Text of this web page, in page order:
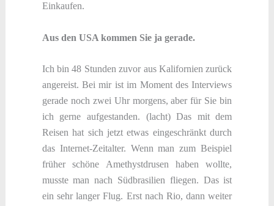
Einkaufen.
Aus den USA kommen Sie ja gerade.
Ich bin 48 Stunden zuvor aus Kalifornien zurück
angereist. Bei mir ist im Moment des Interviews
gerade noch zwei Uhr morgens, aber für Sie bin
ich gerne aufgestanden. (lacht) Das mit dem
Reisen hat sich jetzt etwas eingeschränkt durch
das Internet-Zeitalter. Wenn man zum Beispiel
früher schöne Amethystdrusen haben wollte,
musste man nach Südbrasilien fliegen. Das ist
ein sehr langer Flug. Erst nach Rio, dann weiter